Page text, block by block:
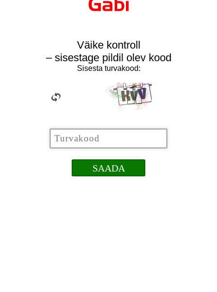
Väike kontroll
– sisestage pildil olev kood
Sisesta turvakood: